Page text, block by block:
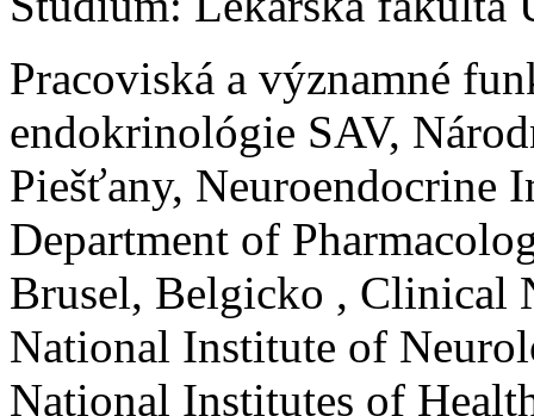
Pracoviská a významné
endokrinológie SAV,
Piešťany, Neuroendocrine
Department of
Brusel, Belgicko , Clinical
National Institute of
National Institutes of